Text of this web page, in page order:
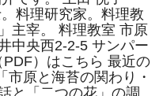
料理研究家。料理教
主宰。 料理教室 市原
中央西2-2-5 サンパー
）はこちら 最近の
原と海苔の関わり・